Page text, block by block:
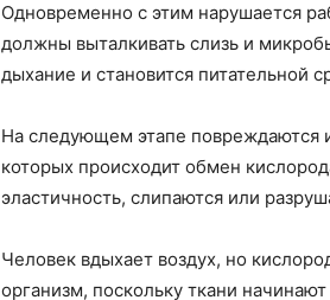
Одновременно с этим нарушается
должны выталкивать слизь и
дыхание и становится питательной
На следующем этапе повреждаются
которых происходит обмен
эластичность, слипаются или
Человек вдыхает воздух, но
организм, поскольку ткани